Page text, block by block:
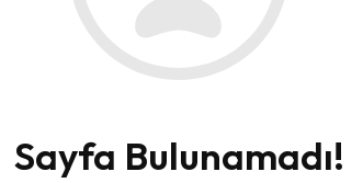
Sayfa Bulunamadı!